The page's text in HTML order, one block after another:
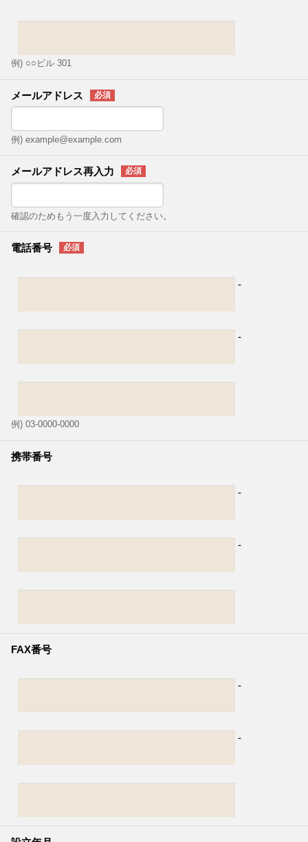
例) ○○ビル 301
メールアドレス
例) example@example.com
メールアドレス再入力
確認のためもう一度入力してください。
電話番号
-
-
例) 03-0000-0000
携帯番号
-
-
FAX番号
-
-